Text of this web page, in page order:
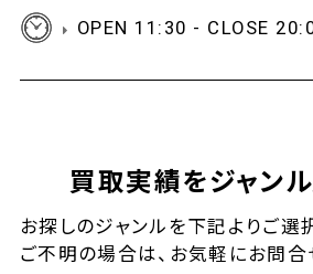
OPEN 11:30 - CLOSE
買取実績をジャン
お探しのジャンルを下記よりご選
ご不明の場合は、お気軽にお問合